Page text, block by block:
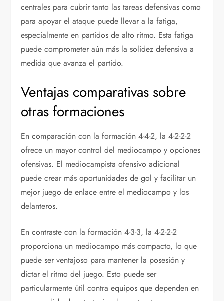
centrales para cubrir tanto las tareas defensivas como
para apoyar el ataque puede llevar a la fatiga,
especialmente en partidos de alto ritmo. Esta fatiga
puede comprometer aún más la solidez defensiva a
medida que avanza el partido.
Ventajas comparativas sobre
otras formaciones
En comparación con la formación 4-4-2, la 4-2-2-2
ofrece un mayor control del mediocampo y opciones
ofensivas. El mediocampista ofensivo adicional
puede crear más oportunidades de gol y facilitar un
mejor juego de enlace entre el mediocampo y los
delanteros.
En contraste con la formación 4-3-3, la 4-2-2-2
proporciona un mediocampo más compacto, lo que
puede ser ventajoso para mantener la posesión y
dictar el ritmo del juego. Esto puede ser
particularmente útil contra equipos que dependen en